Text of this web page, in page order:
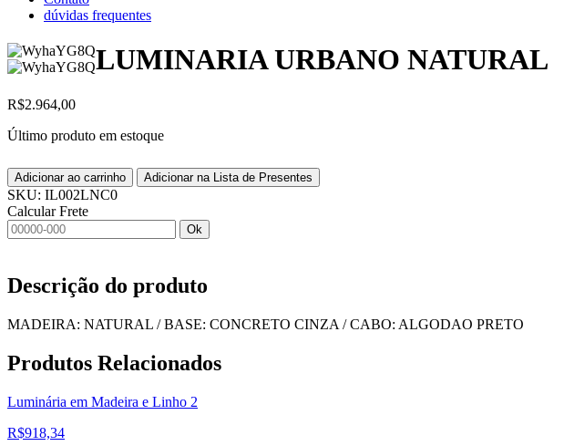
dúvidas frequentes
LUMINARIA URBANO NATURAL
R$2.964,00
Último produto em estoque
Adicionar ao carrinho Adicionar na Lista de Presentes
SKU: IL002LNC0
Calcular Frete
Ok
Descrição do produto
MADEIRA: NATURAL / BASE: CONCRETO CINZA / CABO: ALGODAO PRETO
Produtos Relacionados
Luminária em Madeira e Linho 2
R$918,34